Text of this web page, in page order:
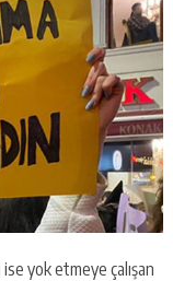
yok etmeye çalışan